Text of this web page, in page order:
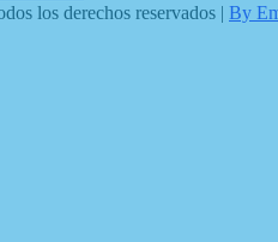
los derechos reservados | By